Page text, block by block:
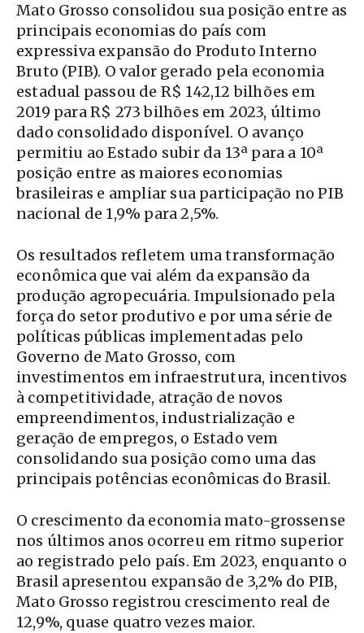
Mato Grosso consolidou sua posição entre as
principais economias do país com
expressiva expansão do Produto Interno
Bruto (PIB). O valor gerado pela economia
estadual passou de R$ 142,12 bilhões em
2019 para R$ 273 bilhões em 2023, último
dado consolidado disponível. O avanço
permitiu ao Estado subir da 13ª para a 10ª
posição entre as maiores economias
brasileiras e ampliar sua participação no PIB
nacional de 1,9% para 2,5%.
Os resultados refletem uma transformação
econômica que vai além da expansão da
produção agropecuária. Impulsionado pela
força do setor produtivo e por uma série de
políticas públicas implementadas pelo
Governo de Mato Grosso, com
investimentos em infraestrutura, incentivos
à competitividade, atração de novos
empreendimentos, industrialização e
geração de empregos, o Estado vem
consolidando sua posição como uma das
principais potências econômicas do Brasil.
O crescimento da economia mato-grossense
nos últimos anos ocorreu em ritmo superior
ao registrado pelo país. Em 2023, enquanto o
Brasil apresentou expansão de 3,2% do PIB,
Mato Grosso registrou crescimento real de
12,9%, quase quatro vezes maior.